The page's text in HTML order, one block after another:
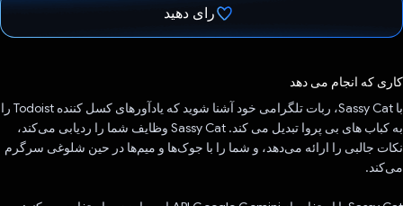
رای دهید
کاری که انجام می دهد
با Sassy Cat، ربات تلگرامی خود آشنا شوید که یادآورهای کسل کننده Todoist را
به کباب های بی پروا تبدیل می کند. Sassy Cat وظایف شما را ردیابی می‌کند،
نکات جالبی را ارائه می‌دهد، و شما را با جوک‌ها و میم‌ها در حین شلوغی سرگرم
می‌کند.